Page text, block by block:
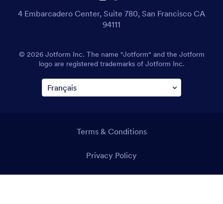
4 Embarcadero Center, Suite 780, San Francisco CA
94111
© 2026 Jotform Inc. The name "Jotform" and the Jotform
logo are registered trademarks of Jotform Inc.
Terms & Conditions
Privacy Policy